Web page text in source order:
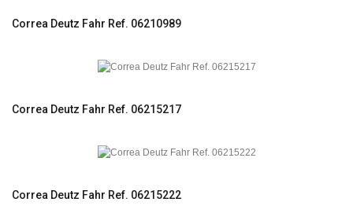
Correa Deutz Fahr Ref. 06210989
Correa Deutz Fahr Ref. 06215217
Correa Deutz Fahr Ref. 06215222